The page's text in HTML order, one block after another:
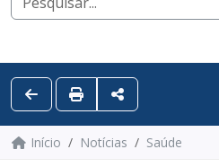
Início Notícias Saúde